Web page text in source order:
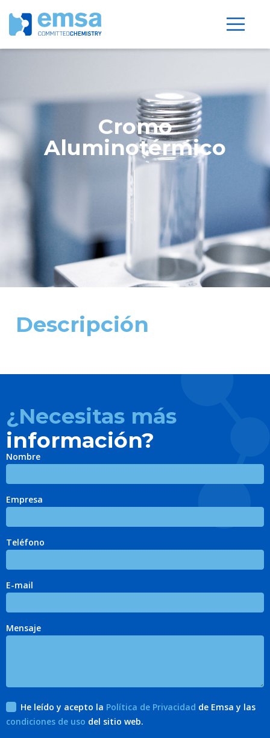
Cromo
Aluminotérmico
Descripción
¿Necesitas más
información?
Nombre
Empresa
Teléfono
E-mail
Mensaje
He leído y acepto la Política de Privacidad de Emsa y las
condiciones de uso del sitio web.